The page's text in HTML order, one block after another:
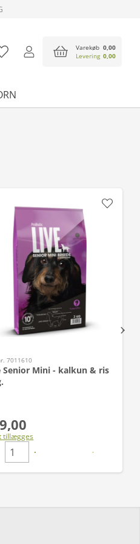
Varekøb 0,00
Levering 0,00
7011610
Senior Mini - kalkun & ris
tillægges